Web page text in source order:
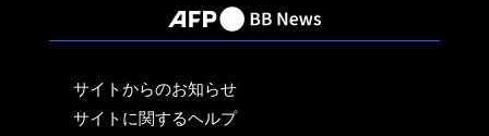
サイトからのお知らせ
サイトに関するヘルプ